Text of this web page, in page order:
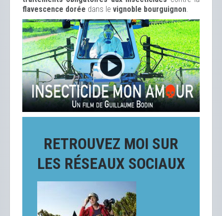
flavescence dorée dans le vignoble bourguignon.
RETROUVEZ MOI SUR
LES RÉSEAUX SOCIAUX